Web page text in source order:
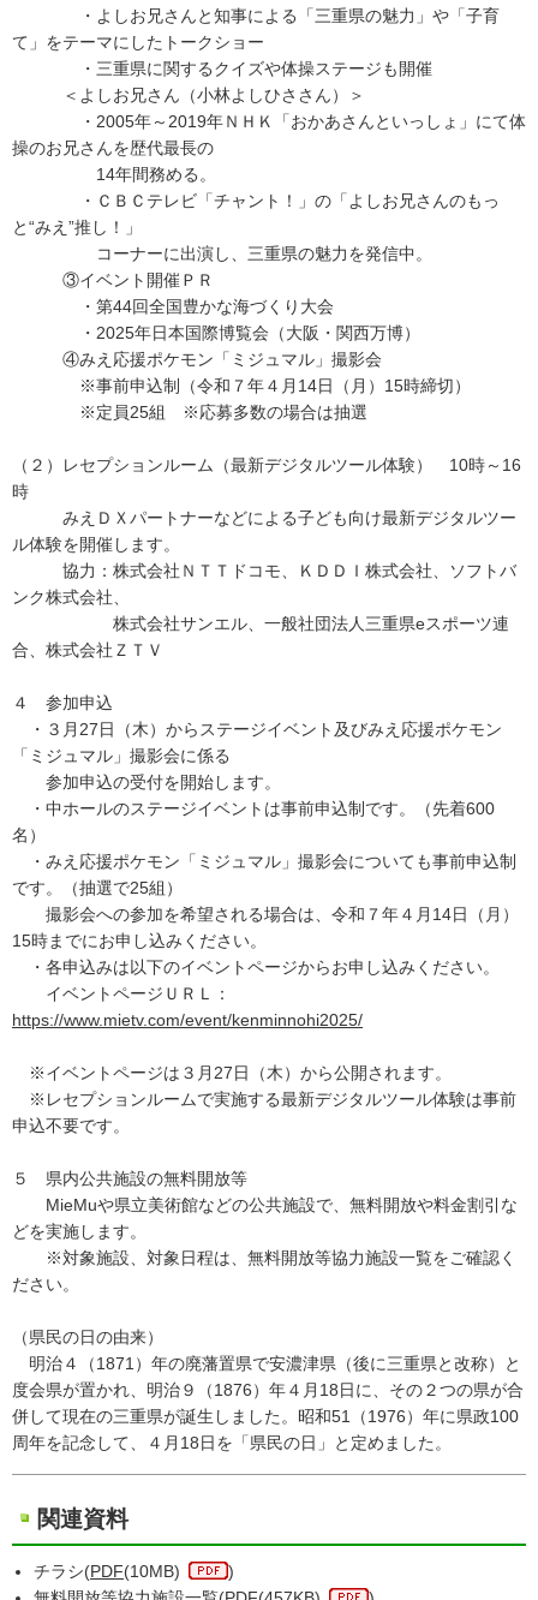
・よしお兄さんと知事による「三重県の魅力」や「子育
て」をテーマにしたトークショー
・三重県に関するクイズや体操ステージも開催
＜よしお兄さん（小林よしひささん）＞
・2005年～2019年ＮＨＫ「おかあさんといっしょ」にて体
操のお兄さんを歴代最長の
14年間務める。
・ＣＢＣテレビ「チャント！」の「よしお兄さんのもっ
と“みえ”推し！」
コーナーに出演し、三重県の魅力を発信中。
③イベント開催ＰＲ
・第44回全国豊かな海づくり大会
・2025年日本国際博覧会（大阪・関西万博）
④みえ応援ポケモン「ミジュマル」撮影会
※事前申込制（令和７年４月14日（月）15時締切）
※定員25組 ※応募多数の場合は抽選
（２）レセプションルーム（最新デジタルツール体験） 10時～16
時
みえＤＸパートナーなどによる子ども向け最新デジタルツー
ル体験を開催します。
協力：株式会社ＮＴＴドコモ、ＫＤＤＩ株式会社、ソフトバ
ンク株式会社、
株式会社サンエル、一般社団法人三重県eスポーツ連
合、株式会社ＺＴＶ
４ 参加申込
・３月27日（木）からステージイベント及びみえ応援ポケモン
「ミジュマル」撮影会に係る
参加申込の受付を開始します。
・中ホールのステージイベントは事前申込制です。（先着600
名）
・みえ応援ポケモン「ミジュマル」撮影会についても事前申込制
です。（抽選で25組）
撮影会への参加を希望される場合は、令和７年４月14日（月）
15時までにお申し込みください。
・各申込みは以下のイベントページからお申し込みください。
イベントページＵＲＬ：
https://www.mietv.com/event/kenminnohi2025/
※イベントページは３月27日（木）から公開されます。
※レセプションルームで実施する最新デジタルツール体験は事前
申込不要です。
５ 県内公共施設の無料開放等
MieMuや県立美術館などの公共施設で、無料開放や料金割引な
どを実施します。
※対象施設、対象日程は、無料開放等協力施設一覧をご確認く
ださい。
（県民の日の由来）
明治４（1871）年の廃藩置県で安濃津県（後に三重県と改称）と
度会県が置かれ、明治９（1876）年４月18日に、その２つの県が合
併して現在の三重県が誕生しました。昭和51（1976）年に県政100
周年を記念して、４月18日を「県民の日」と定めました。
関連資料
チラシ(PDF(10MB)
)